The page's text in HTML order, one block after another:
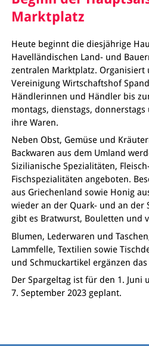
Marktplatz
Heute beginnt die diesjährige
Havelländischen Land- und
zentralen Marktplatz.
Vereinigung Wirtschaftshof
Händlerinnen und Händler bis
montags, dienstags,
ihre Waren.
Neben Obst, Gemüse und
Backwaren aus dem Umland
Sizilianische Spezialitäten,
Fischspezialitäten angeboten.
aus Griechenland sowie Honig
wieder an der Quark- und an der
gibt es Bratwurst, Bouletten und
Blumen, Lederwaren und
Lammfelle, Textilien sowie
und Schmuckartikel ergänzen
Der Spargeltag ist für den 1.
7. September 2023 geplant.